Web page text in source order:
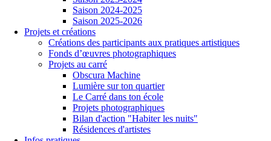
Saison 2024-2025
Saison 2025-2026
Projets et créations
Créations des participants aux pratiques artistiques
Fonds d’œuvres photographiques
Projets au carré
Obscura Machine
Lumière sur ton quartier
Le Carré dans ton école
Projets photographiques
Bilan d'action "Habiter les nuits"
Résidences d'artistes